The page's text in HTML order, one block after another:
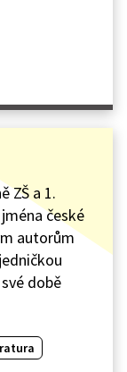
ZŠ a 1.
české
autorům
době